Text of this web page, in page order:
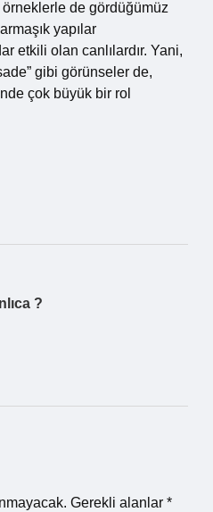
de gördüğümüz
yapılar
etkili olan canlılardır. Yani,
gibi görünseler de,
çok büyük bir rol
?
Gerekli alanlar *